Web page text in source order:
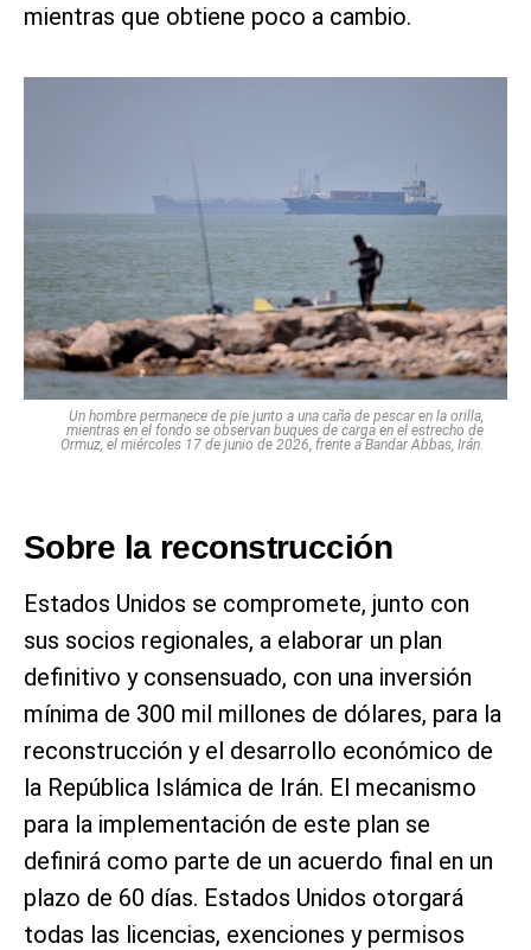
mientras que obtiene poco a cambio.
Un hombre permanece de pie junto a una caña de pescar en la orilla,
mientras en el fondo se observan buques de carga en el estrecho de
Ormuz, el miércoles 17 de junio de 2026, frente a Bandar Abbas, Irán.
Sobre la reconstrucción
Estados Unidos se compromete, junto con
sus socios regionales, a elaborar un plan
definitivo y consensuado, con una inversión
mínima de 300 mil millones de dólares, para la
reconstrucción y el desarrollo económico de
la República Islámica de Irán. El mecanismo
para la implementación de este plan se
definirá como parte de un acuerdo final en un
plazo de 60 días. Estados Unidos otorgará
todas las licencias, exenciones y permisos